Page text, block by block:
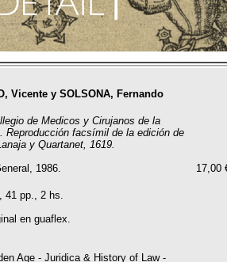
Vicente y SOLSONA, Fernando
17,00
de Medicos y Cirujanos de la
Reproducción facsímil de la edición de
y Quartanet, 1619.
1986.
41 pp., 2 hs.
en guaflex.
Age - Juridica & History of Law -